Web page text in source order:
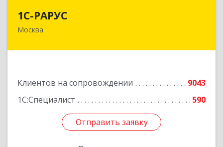
1С-РАРУС
Москва
Клиентов на сопровождении
9043
1С:Специалист
590
Отправить заявку
127434, Москва г, Дмитровское ш, дом № 9Б
Отправить заявку